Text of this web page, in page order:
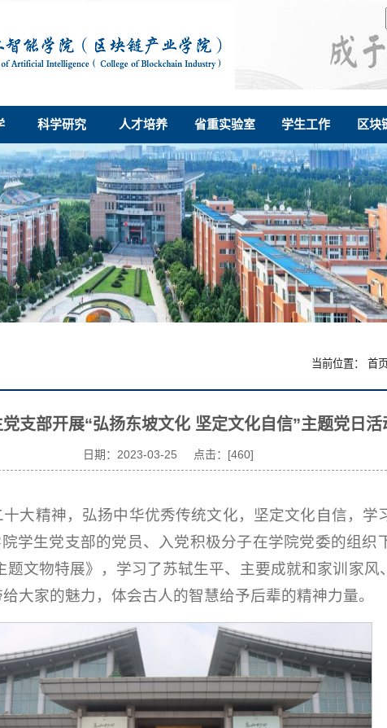
科学研究 人才培养 省重实验室 学生工作 区块
当前位置： 首页
支部开展“弘扬东坡文化 坚定文化自信”主题党日活
日期：2023-03-25 点击：[460]
大精神，弘扬中华优秀传统文化，坚定文化自信，学
学生党支部的党员、入党积极分子在学院党委的组织
文物特展》，学习了苏轼生平、主要成就和家训家风
大家的魅力，体会古人的智慧给予后辈的精神力量。